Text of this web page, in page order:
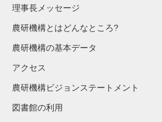
理事長メッセージ
農研機構とはどんなところ?
農研機構の基本データ
アクセス
農研機構ビジョンステートメント
図書館の利用